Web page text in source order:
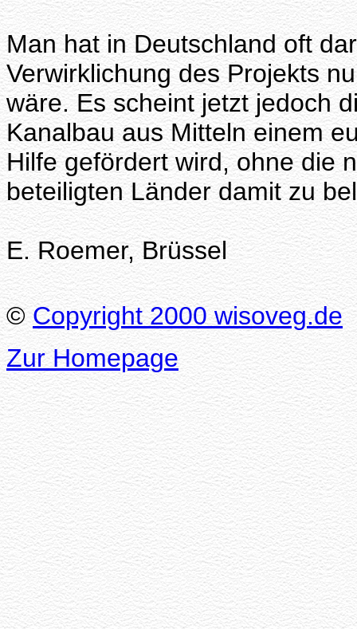
Man hat in Deutschland oft
Verwirklichung des Projekts
wäre. Es scheint jetzt jedoch
Kanalbau aus Mitteln einem
Hilfe gefördert wird, ohne die
beteiligten Länder damit zu
E. Roemer, Brüssel
© Copyright 2000 wisoveg.de
Zur Homepage